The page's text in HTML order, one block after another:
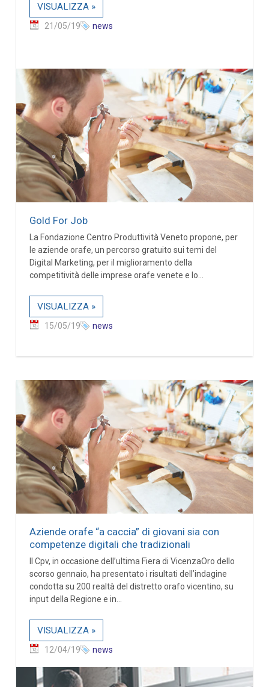
VISUALIZZA »
21/05/19 news
Gold For Job
La Fondazione Centro Produttività Veneto propone, per
le aziende orafe, un percorso gratuito sui temi del
Digital Marketing, per il miglioramento della
competitività delle imprese orafe venete e lo...
VISUALIZZA »
15/05/19 news
Aziende orafe “a caccia” di giovani sia con
competenze digitali che tradizionali
Il Cpv, in occasione dell’ultima Fiera di VicenzaOro dello
scorso gennaio, ha presentato i risultati dell’indagine
condotta su 200 realtà del distretto orafo vicentino, su
input della Regione e in...
VISUALIZZA »
12/04/19 news